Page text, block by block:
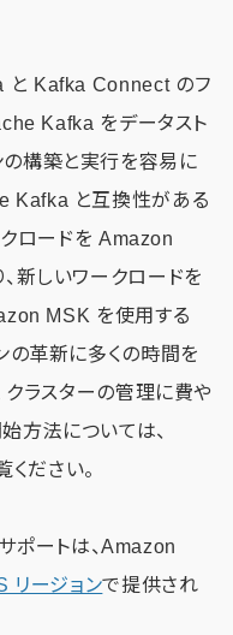
と Kafka Connect のフ
Kafka をデータスト
の構築と実行を容易に
Kafka と互換性がある
ロードを Amazon
新しいワークロードを
MSK を使用する
の革新に多くの時間を
ラスターの管理に費や
方法については、
ください。
ポートは、Amazon
リージョンで提供され